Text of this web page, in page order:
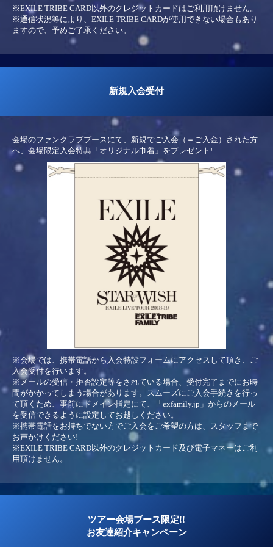
※EXILE TRIBE CARD以外のクレジットカードはご利用頂けません。
※通信状況等により、EXILE TRIBE CARDが使用できない場合もあり
ますので、予めご了承ください。
新規入会受付
会場のファンクラブブースにて、新規でご入会（＝ご入金）された方
へ、会場限定入会特典「オリジナル巾着」をプレゼント!
※会場では、携帯電話から入会特設フォームにアクセスして頂き、ご
入会受付を行います。
※メールの受信・拒否設定等をされている場合、受付完了までにお時
間がかかってしまう場合があります。スムーズにご入会手続きを行っ
て頂くため、事前にドメイン指定にて、「exfamily.jp」からのメール
を受信できるように設定してお越しください。
※携帯電話をお持ちでない方でご入会をご希望の方は、スタッフまで
お声かけください!
※EXILE TRIBE CARD以外のクレジットカード及び電子マネーはご利
用頂けません。
ツアー会場ブース限定!!
お友達紹介キャンペーン